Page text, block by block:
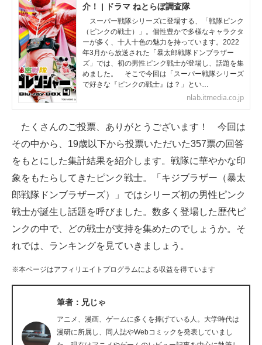
ビジネスと働き方のヒント
AI活用のいまが分かる
企業ITのトレンドを詳説
経営リーダーのコミュニティ
ITエンジニア向け専門サイト
企業向けIT製品の総合サイト
IT製品の技術・比較・事例
製造業のIT導入・活用を支援
モノづくり技術者専門サイト
エレクトロニクス専門サイト
エネルギーの専門メディア
建設×テクノロジーの最前線
介！ | ドラマ ねとらぼ調査隊
スーパー戦隊シリーズに登場する、「戦隊ピンク
（ピンクの戦士）」。個性豊かで多様なキャラクタ
ーが多く、十人十色の魅力を持っています。2022
年3月から放送された「暴太郎戦隊ドンブラザー
ズ」では、初の男性ピンク戦士が登場し、話題を集
めました。 そこで今回は「スーパー戦隊シリーズ
で好きな『ピンクの戦士』は？」とい…
nlab.itmedia.co.jp
たくさんのご投票、ありがとうございます！ 今回は
その中から、19歳以下から投票いただいた357票の回答
をもとにした集計結果を紹介します。戦隊に華やかな印
象をもたらしてきたピンク戦士。「キジブラザー（暴太
郎戦隊ドンブラザーズ）」ではシリーズ初の男性ピンク
戦士が誕生し話題を呼びました。数多く登場した歴代ピ
ンクの中で、どの戦士が支持を集めたのでしょうか。そ
れでは、ランキングを見ていきましょう。
※本ページはアフィリエイトプログラムによる収益を得ています
筆者：兄じゃ
アニメ、漫画、ゲームに多くを捧げている人。大学時代は
漫研に所属し、同人誌やWebコミックを発表していまし